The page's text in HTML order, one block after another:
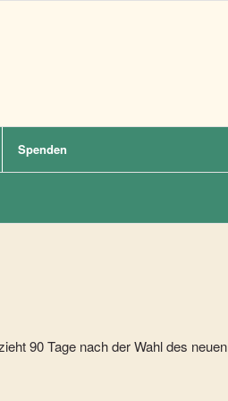
Spenden
90 Tage nach der Wahl des neuen